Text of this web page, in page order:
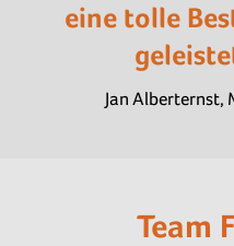
eine tolle
Jan Alberternst,
Team